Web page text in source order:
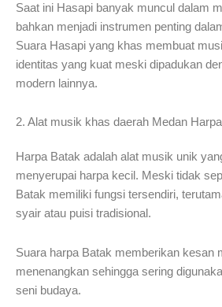
Saat ini Hasapi banyak muncul dalam
bahkan menjadi instrumen penting
Suara Hasapi yang khas membuat
identitas yang kuat meski dipadukan
modern lainnya.
2. Alat musik khas daerah Medan
Harpa Batak adalah alat musik unik
menyerupai harpa kecil. Meski tidak
Batak memiliki fungsi tersendiri,
syair atau puisi tradisional.
Suara harpa Batak memberikan kesan
menenangkan sehingga sering
seni budaya.